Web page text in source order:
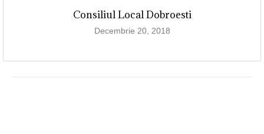
Consiliul Local Dobroesti
Decembrie 20, 2018